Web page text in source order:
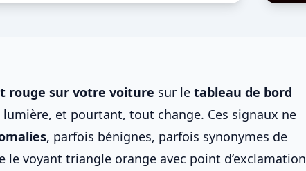
rouge sur votre voiture sur le tableau de bord
et pourtant, tout change. Ces signaux ne
, parfois bénignes, parfois synonymes de
le voyant triangle orange avec point d’exclamation